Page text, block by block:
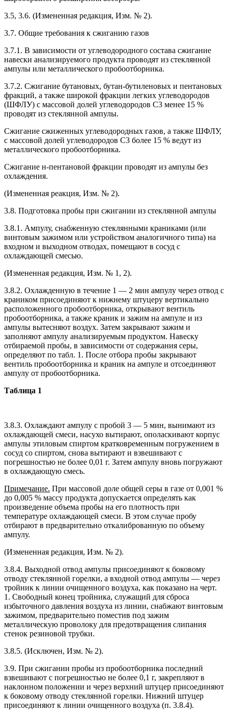
3.5, 3.6. (Измененная редакция, Изм. № 2).
3.7. Общие требования к сжиганию газов
3.7.1. В зависимости от углеводородного состава сжигание
навески анализируемого продукта проводят из стеклянной
ампулы или металлического пробоотборника.
3.7.2. Сжигание бутановых, бутан-бутиленовых и пентановых
фракций, а также широкой фракции легких углеводородов
(ШФЛУ) с массовой долей углеводородов С3 менее 15 %
проводят из стеклянной ампулы.
Сжигание сжиженных углеводородных газов, а также ШФЛУ,
с массовой долей углеводородов С3 более 15 % ведут из
металлического пробоотборника.
Сжигание н-пентановой фракции проводят из ампулы без
охлаждения.
(Измененная реакция, Изм. № 2).
3.8. Подготовка пробы при сжигании из стеклянной ампулы
3.8.1. Ампулу, снабженную стеклянными краниками (или
винтовым зажимом или устройством аналогичного типа) на
входном и выходном отводах, помещают в сосуд с
охлаждающей смесью.
(Измененная редакция, Изм. № 1, 2).
3.8.2. Охлажденную в течение 1 — 2 мин ампулу через отвод с
краником присоединяют к нижнему штуцеру вертикально
расположенного пробоотборника, открывают вентиль
пробоотборника, а также краник и зажим на ампуле и из
ампулы вытесняют воздух. Затем закрывают зажим и
заполняют ампулу анализируемым продуктом. Навеску
отбираемой пробы, в зависимости от содержания серы,
определяют по табл. 1. После отбора пробы закрывают
вентиль пробоотборника и краник на ампуле и отсоединяют
ампулу от пробоотборника.
Таблица 1
3.8.3. Охлаждают ампулу с пробой 3 — 5 мин, вынимают из
охлаждающей смеси, насухо вытирают, ополаскивают корпус
ампулы этиловым спиртом кратковременным погружением в
сосуд со спиртом, снова вытирают и взвешивают с
погрешностью не более 0,01 г. Затем ампулу вновь погружают
в охлаждающую смесь.
Примечание. При массовой доле общей серы в газе от 0,001 %
до 0,005 % массу продукта допускается определять как
произведение объема пробы на его плотность при
температуре охлаждающей смеси. В этом случае пробу
отбирают в предварительно откалиброванную по объему
ампулу.
(Измененная редакция, Изм. № 2).
3.8.4. Выходной отвод ампулы присоединяют к боковому
отводу стеклянной горелки, а входной отвод ампулы — через
тройник к линии очищенного воздуха, как показано на черт.
1. Свободный конец тройника, служащий для сброса
избыточного давления воздуха из линии, снабжают винтовым
зажимом, предварительно поместив под зажим
металлическую проволоку для предотвращения слипания
стенок резиновой трубки.
3.8.5. (Исключен, Изм. № 2).
3.9. При сжигании пробы из пробоотборника последний
взвешивают с погрешностью не более 0,1 г, закрепляют в
наклонном положении и через верхний штуцер присоединяют
к боковому отводу стеклянной горелки. Нижний штуцер
присоединяют к линии очищенного воздуха (п. 3.8.4).